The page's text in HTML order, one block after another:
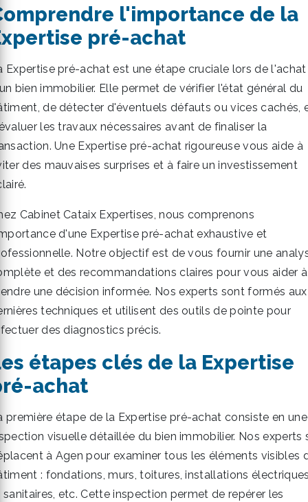
l'importance de la
pré-achat
Expertise pré-achat est une étape cruciale lors de l'achat
bien immobilier. Elle permet de vérifier l'état général du
de détecter d'éventuels défauts ou vices cachés,
les travaux nécessaires avant de finaliser la
Une Expertise pré-achat rigoureuse vous aide à
des mauvaises surprises et à faire un investissement
Cabinet Cataix Expertises, nous comprenons
d'une Expertise pré-achat exhaustive et
Notre objectif est de vous fournir une
et des recommandations claires pour vous aider à
une décision informée. Nos experts sont formés aux
techniques et utilisent des outils de pointe pour
des diagnostics précis.
étapes clés de la Expertise
achat
première étape de la Expertise pré-achat consiste en une
visuelle détaillée du bien immobilier. Nos experts
à Agen pour examiner tous les éléments visibles
: fondations, murs, toitures, installations
sanitaires, etc. Cette inspection permet de repérer les